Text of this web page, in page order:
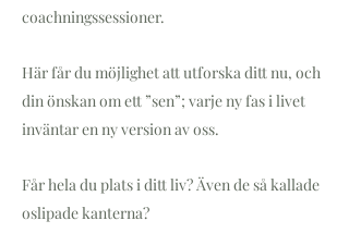
coachningssessioner.
Här får du möjlighet att utforska ditt nu, och
din önskan om ett ”sen”; varje ny fas i livet
inväntar en ny version av oss.
Får hela du plats i ditt liv? Även de så kallade
oslipade kanterna?